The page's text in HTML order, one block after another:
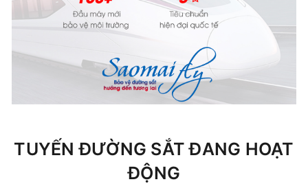
TUYẾN ĐƯỜNG SẮT ĐANG HOẠT
ĐỘNG